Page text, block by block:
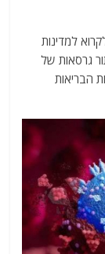
למדינות
גרסאות של
הבריאות